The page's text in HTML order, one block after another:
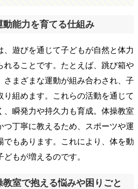
能力を育てる仕組み
、遊びを通じて子どもが自然と体力
れることです。たとえば、跳び箱や
さまざまな運動が組み合わされ、子
り組めます。これらの活動を通じて
、瞬発力や持久力も育成。体操教室
つ丁寧に教えるため、スポーツや運
でもあります。これにより、体を動
もが増えるのです。
室で抱える悩みや困りごと